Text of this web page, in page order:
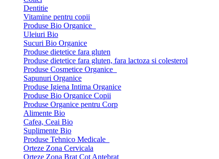
Dentitie
Vitamine pentru copii
Produse Bio Organice
Uleiuri Bio
Sucuri Bio Organice
Produse dietetice fara gluten
Produse dietetice fara gluten, fara lactoza si colesterol
Produse Cosmetice Organice
Sapunuri Organice
Produse Igiena Intima Organice
Produse Bio Organice Copii
Produse Organice pentru Corp
Alimente Bio
Cafea, Ceai Bio
Suplimente Bio
Produse Tehnico Medicale
Orteze Zona Cervicala
Orteze Zona Brat Cot Antebrat